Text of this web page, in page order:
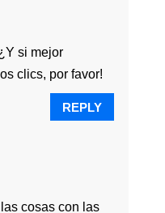
si mejor
clics, por favor!
REPLY
cosas con las